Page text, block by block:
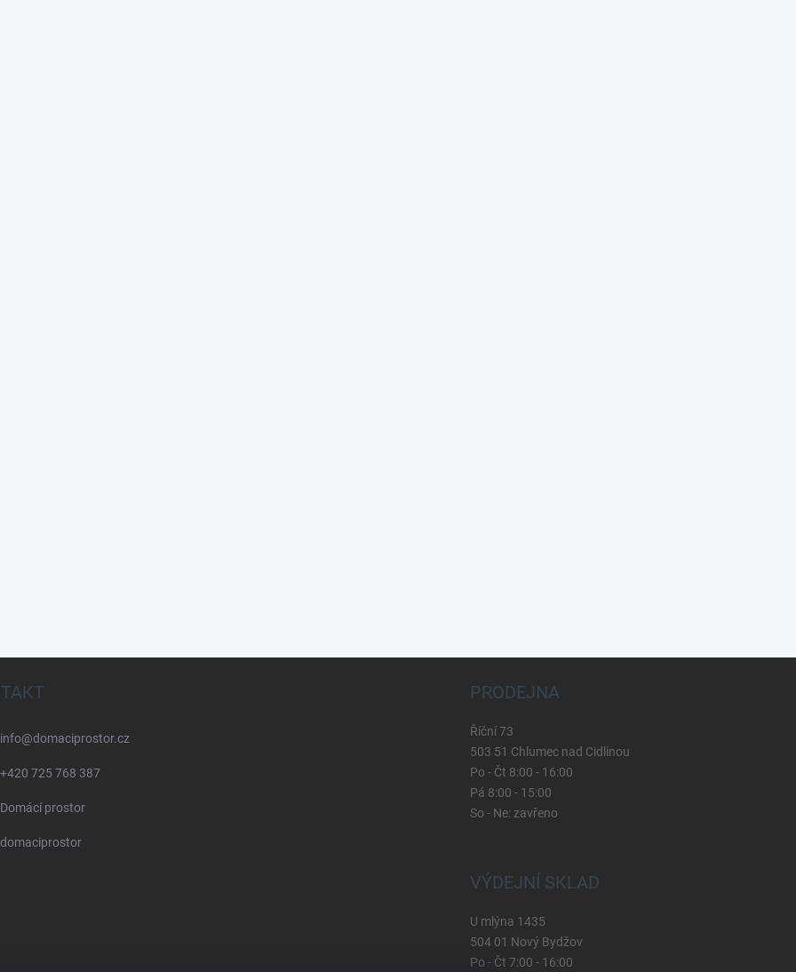
info@domaciprostor.cz
+420 725 768 387
Domácí prostor
domaciprostor
PRODEJNA
Říční 73
503 51 Chlumec nad Cidlinou
Po - Čt 8:00 - 16:00
Pá 8:00 - 15:00
So - Ne: zavřeno
VÝDEJNÍ SKLAD
U mlýna 1435
504 01 Nový Bydžov
Po - Čt 7:00 - 16:00